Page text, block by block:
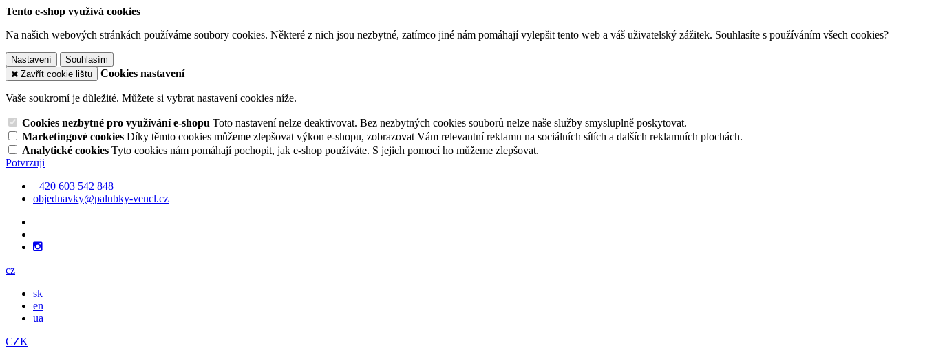
Tento e-shop využívá cookies
Na našich webových stránkách používáme soubory cookies. Některé z nich jsou nezbytné, zatímco jiné nám pomáhají vylepšit tento web a váš uživatelský zážitek. Souhlasíte s používáním všech cookies?
Nastavení
Souhlasím
Zavřít cookie lištu
Cookies nastavení
Vaše soukromí je důležité. Můžete si vybrat nastavení cookies níže.
Cookies nezbytné pro využívání e-shopu Toto nastavení nelze deaktivovat. Bez nezbytných cookies souborů nelze naše služby smysluplně poskytovat.
Marketingové cookies Díky těmto cookies můžeme zlepšovat výkon e-shopu, zobrazovat Vám relevantní reklamu na sociálních sítích a dalších reklamních plochách.
Analytické cookies Tyto cookies nám pomáhají pochopit, jak e-shop používáte. S jejich pomocí ho můžeme zlepšovat.
Potvrzuji
+420 603 542 848
objednavky@palubky-vencl.cz
cz
sk
en
ua
CZK